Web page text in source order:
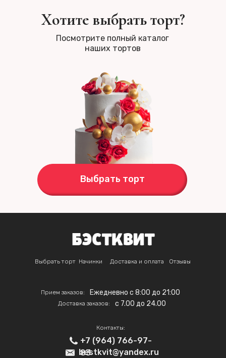
Хотите выбрать торт?
Посмотрите полный каталог
наших тортов
Выбрать торт
Контакты:
Выбрать торт Начинки Доставка и оплата Отзывы
Прием заказов: Ежедневно с 8:00 до 21:00
Доставка заказов: c 7.00 до 24.00
bestkvit@yandex.ru
+7 (964) 766-97-
83